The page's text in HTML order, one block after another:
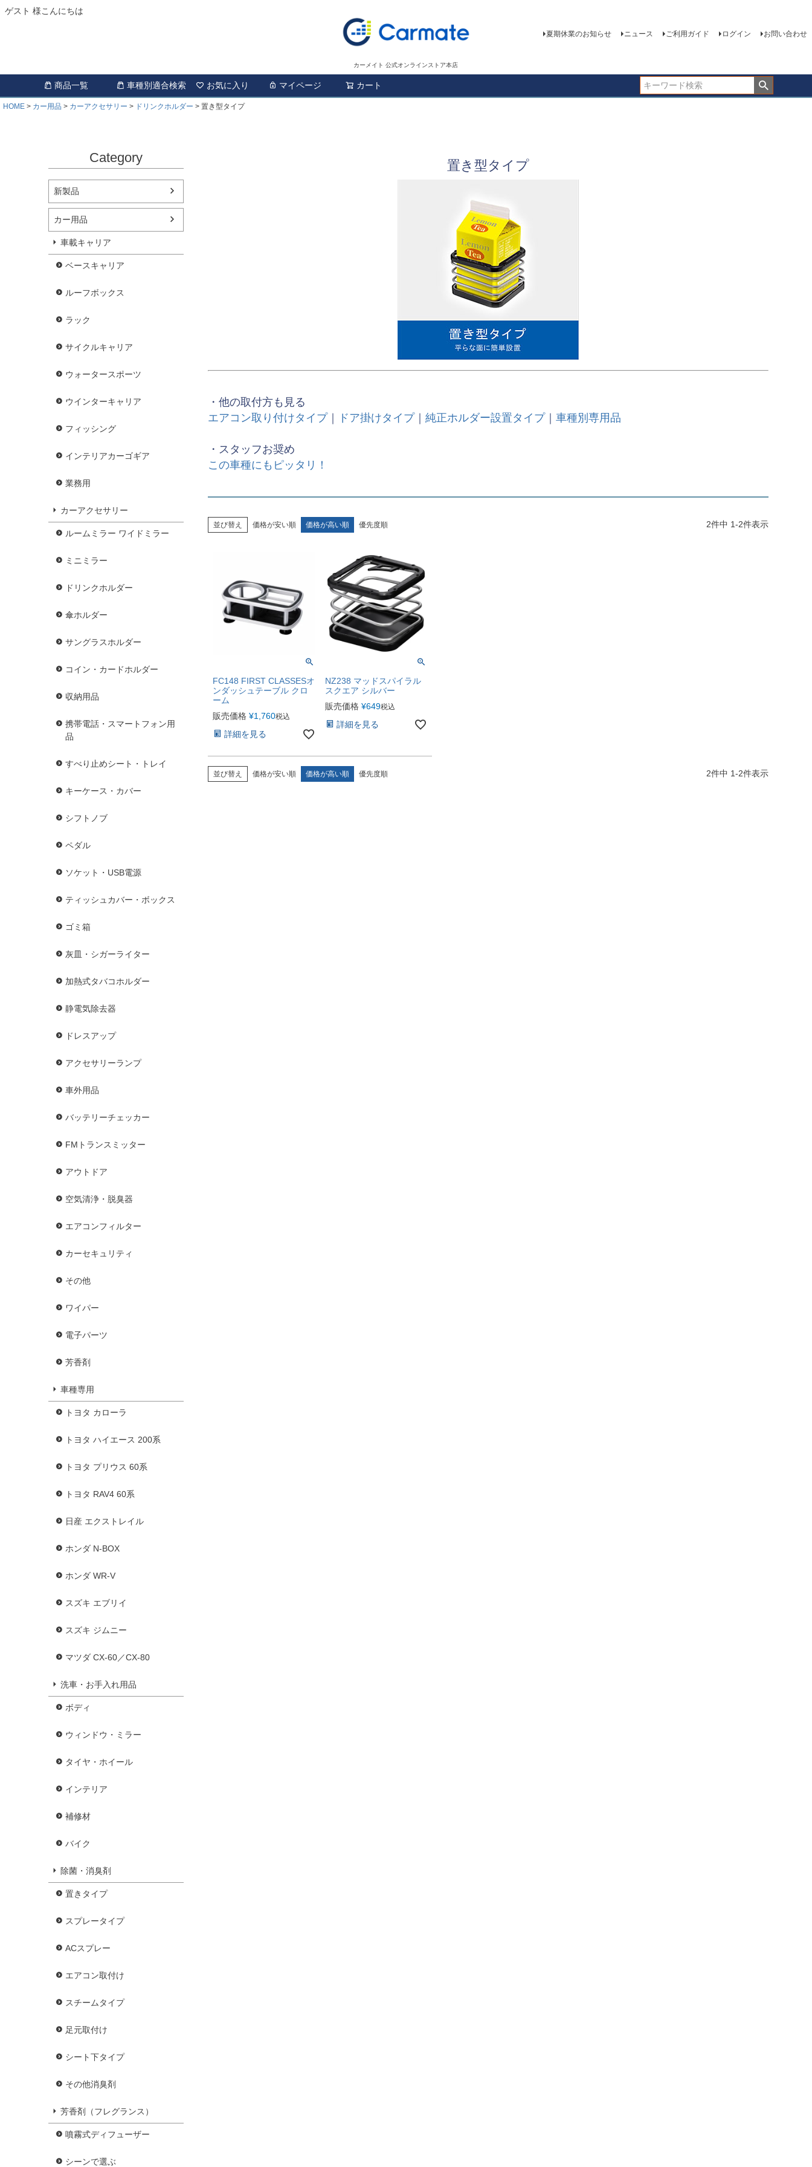
ゲスト 様こんにちは
カーメイト 公式オンラインストア本店
夏期休業のお知らせ ニュース ご利用ガイド ログイン お問い合わせ
商品一覧 車種別適合検索 お気に入り マイページ カート
HOME カー用品 カーアクセサリー ドリンクホルダー 置き型タイプ
Category
新製品
カー用品
車載キャリア
ベースキャリア
ルーフボックス
ラック
サイクルキャリア
ウォータースポーツ
ウインターキャリア
フィッシング
インテリアカーゴギア
業務用
カーアクセサリー
ルームミラー ワイドミラー
ミニミラー
ドリンクホルダー
傘ホルダー
サングラスホルダー
コイン・カードホルダー
収納用品
携帯電話・スマートフォン用
品
すべり止めシート・トレイ
キーケース・カバー
シフトノブ
ペダル
ソケット・USB電源
ティッシュカバー・ボックス
ゴミ箱
灰皿・シガーライター
加熱式タバコホルダー
静電気除去器
ドレスアップ
アクセサリーランプ
車外用品
バッテリーチェッカー
FMトランスミッター
アウトドア
空気清浄・脱臭器
エアコンフィルター
カーセキュリティ
その他
ワイパー
電子パーツ
芳香剤
車種専用
トヨタ カローラ
トヨタ ハイエース 200系
トヨタ プリウス 60系
トヨタ RAV4 60系
日産 エクストレイル
ホンダ N-BOX
ホンダ WR-V
スズキ エブリイ
スズキ ジムニー
マツダ CX-60／CX-80
洗車・お手入れ用品
ボディ
ウィンドウ・ミラー
タイヤ・ホイール
インテリア
補修材
バイク
除菌・消臭剤
置きタイプ
スプレータイプ
ACスプレー
エアコン取付け
スチームタイプ
足元取付け
シート下タイプ
その他消臭剤
芳香剤（フレグランス）
噴霧式ディフューザー
シーンで選ぶ
置き型タイプ
・他の取付方も見る
エアコン取り付けタイプ｜ ドア掛けタイプ｜ 純正ホルダー設置タイプ｜ 車種別専用品
・スタッフお奨め
この車種にもピッタリ！
並び替え 価格が安い順 価格が高い順 優先度順 2件中 1-2件表示
FC148 FIRST CLASSESオ
ンダッシュテーブル クロ
ーム
販売価格 ¥1,760税込
詳細を見る
NZ238 マッドスパイラル
スクエア シルバー
販売価格 ¥649税込
詳細を見る
並び替え 価格が安い順 価格が高い順 優先度順 2件中 1-2件表示